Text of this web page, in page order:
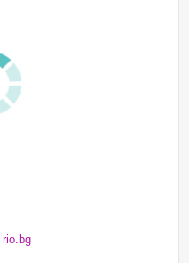
rio.bg